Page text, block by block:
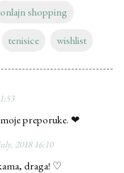
onlajn shopping
tenisice wishlist
preporuke. ❤
2018 16:10
draga! ♡